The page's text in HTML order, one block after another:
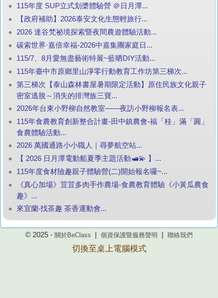
115年度 SUP立式划槳體驗營 ＠日月潭...
【政府補助】2026泰安文化生態輕旅行...
2026 達谷梵祕境探索暨夜間農遊體驗活動...
碳索世界·嘉倍幸福-2026中嘉集團家庭日...
115/7、8月愛無盡藝術特展~藍晒DIY活動...
115年臺中市原鄉里山淨零行動教育工作坊第三梯次...
第三梯次【泰山森林書屋暑期限定活動】原住民族文化親子
密室逃脫～消失的排灣族三寶...
2026年台東小野柳自然教室——夜訪小野柳報名表...
115年食農教育創新整合計畫-田中鎮農會-福「桂」滿「圓」
食農體驗活動...
2026 萬國通路小小職人｜尋夢航空站...
【 2026 日月潭電動船夏季主題活動🛥️💫 】...
115年度食材險趣親子體驗營(二)開始報名囉~...
《真心加場》荳荳多肉手作農場-食農教育體驗《小黃瓜農食
趣》...
來宜蘭‧找茶趣 茶香運動會...
© 2025 - 關於BeClass 個資保護暨服務聲明 聯絡我們
切換至桌上電腦模式